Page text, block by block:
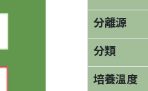
分離源
分類
培養温度